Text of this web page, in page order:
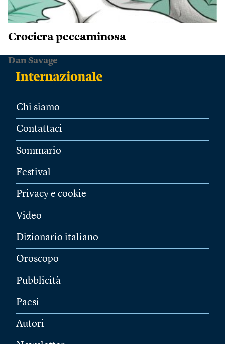
Crociera peccaminosa
Dan Savage
Chi siamo
Contattaci
Sommario
Festival
Privacy e cookie
Video
Dizionario italiano
Oroscopo
Pubblicità
Paesi
Autori